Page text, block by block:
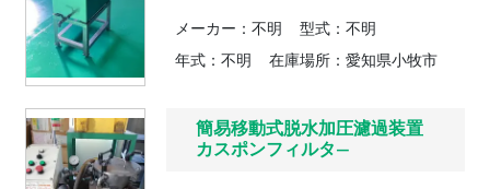
メーカー：不明 型式：不明
年式：不明 在庫場所：愛知県小牧市
簡易移動式脱水加圧濾過装置
カスポンフィルタ―